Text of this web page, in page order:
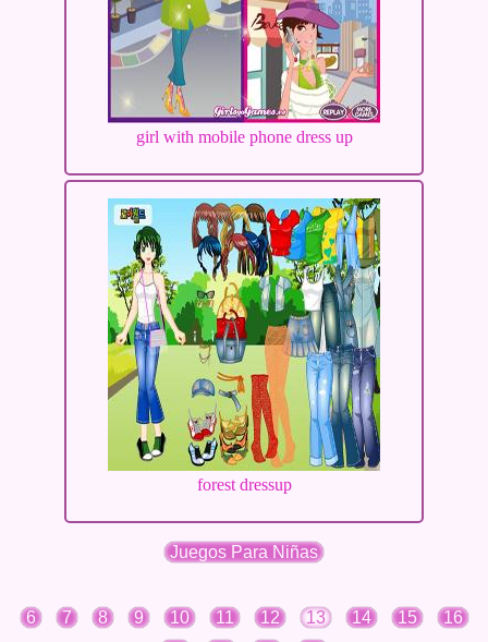
girl with mobile phone dress up
forest dressup
Juegos Para Niñas
6 7 8 9 10 11 12 13 14 15
16